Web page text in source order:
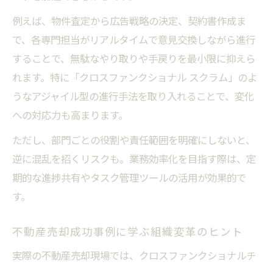
例えば、物件査定から広告戦略の決定、契約書作成ま
で、各専門担当がリアルタイムで意見交換しながら進行
することで、無駄なやり取りや手戻りを最小限に抑えら
れます。特に「クロスファンクショナル スクラム」のよ
うなアジャイル型の進行手法を取り入れることで、変化
への対応力も高まります。
ただし、部門ごとの役割や責任範囲を明確にしないと、
逆に混乱を招くリスクも。業務効率化を目指す際は、定
期的な進捗共有やタスク管理ツールの活用が効果的で
す。
不動産売却成功事例に学ぶ組織変革のヒント
実際の不動産売却現場では、クロスファンクショナルチ